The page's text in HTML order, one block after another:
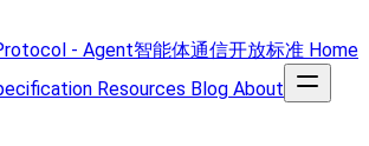
- Agent智能体通信开放标准 Home
Resources Blog About